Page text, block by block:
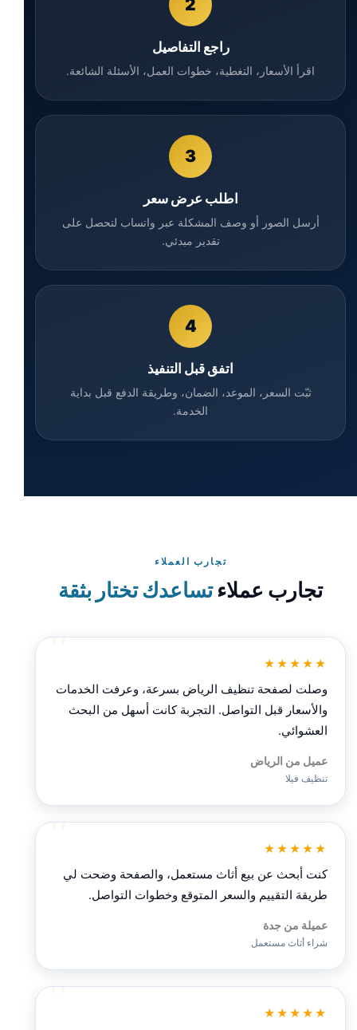
2
راجع التفاصيل
اقرأ الأسعار، التغطية، خطوات العمل، الأسئلة الشائعة.
3
اطلب عرض سعر
أرسل الصور أو وصف المشكلة عبر واتساب لتحصل على
تقدير مبدئي.
4
اتفق قبل التنفيذ
ثبّت السعر، الموعد، الضمان، وطريقة الدفع قبل بداية
الخدمة.
تجارب العملاء
تجارب عملاءتساعدك تختار بثقة
★★★★★
وصلت لصفحة تنظيف الرياض بسرعة، وعرفت الخدمات
والأسعار قبل التواصل. التجربة كانت أسهل من البحث
العشوائي.
عميل من الرياض
تنظيف فيلا
★★★★★
كنت أبحث عن بيع أثاث مستعمل، والصفحة وضحت لي
طريقة التقييم والسعر المتوقع وخطوات التواصل.
عميلة من جدة
شراء أثاث مستعمل
★★★★★